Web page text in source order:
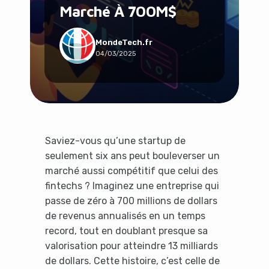
Marché À 700M$
MondeTech.fr
04/03/2025
Saviez-vous qu’une startup de
seulement six ans peut bouleverser un
marché aussi compétitif que celui des
fintechs ? Imaginez une entreprise qui
passe de zéro à 700 millions de dollars
de revenus annualisés en un temps
record, tout en doublant presque sa
valorisation pour atteindre 13 milliards
de dollars. Cette histoire, c’est celle de
Social & Communauté
Tech & Développement
Travail & Productivité
Voyage